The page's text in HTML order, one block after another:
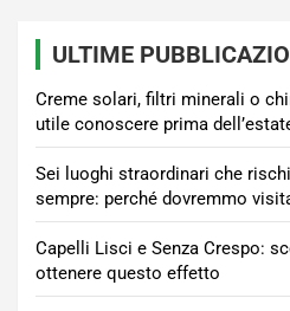
ULTIME
Creme solari, filtri minerali o
utile conoscere prima
Sei luoghi straordinari che
sempre: perché dovremmo
Capelli Lisci e Senza Crespo:
ottenere questo effetto